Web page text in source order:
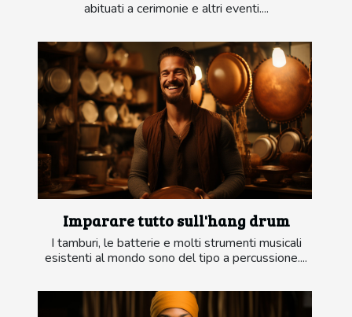
abituati a cerimonie e altri eventi....
Imparare tutto sull'hang drum
I tamburi, le batterie e molti strumenti musicali
esistenti al mondo sono del tipo a percussione....